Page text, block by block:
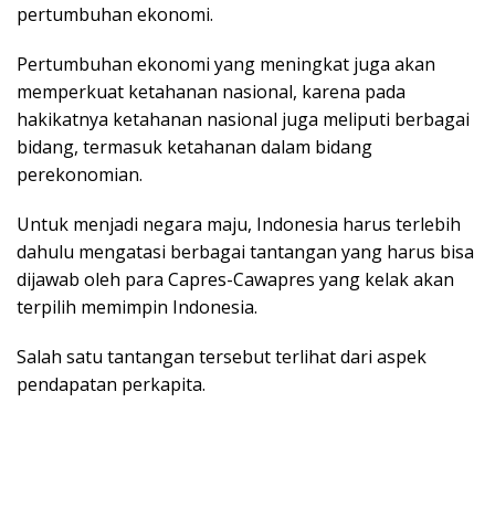
pertumbuhan ekonomi.
Pertumbuhan ekonomi yang meningkat juga akan
memperkuat ketahanan nasional, karena pada
hakikatnya ketahanan nasional juga meliputi berbagai
bidang, termasuk ketahanan dalam bidang
perekonomian.
Untuk menjadi negara maju, Indonesia harus terlebih
dahulu mengatasi berbagai tantangan yang harus bisa
dijawab oleh para Capres-Cawapres yang kelak akan
terpilih memimpin Indonesia.
Salah satu tantangan tersebut terlihat dari aspek
pendapatan perkapita.